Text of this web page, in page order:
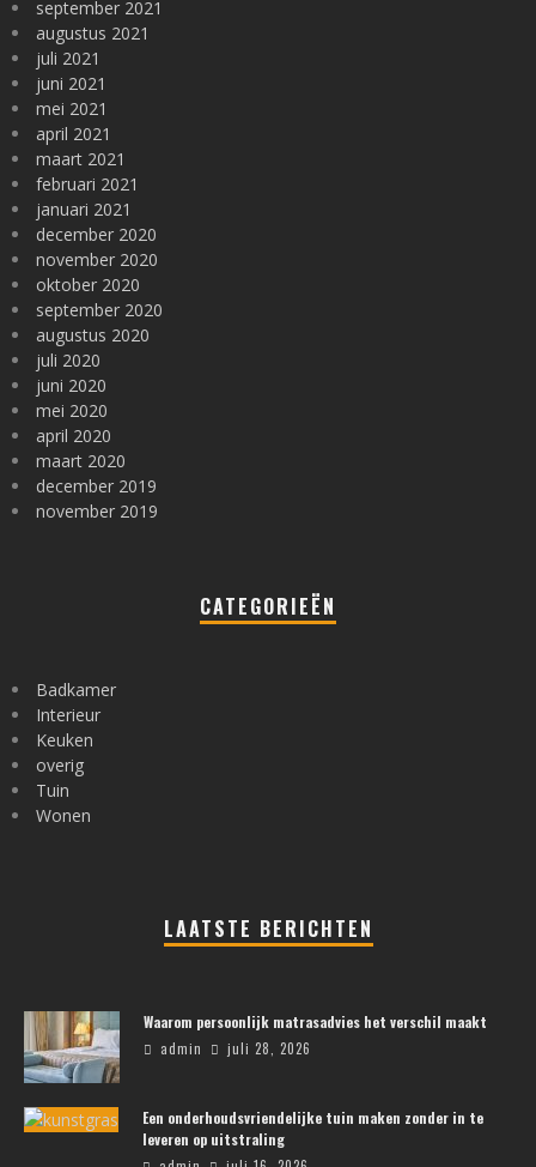
september 2021
augustus 2021
juli 2021
juni 2021
mei 2021
april 2021
maart 2021
februari 2021
januari 2021
december 2020
november 2020
oktober 2020
september 2020
augustus 2020
juli 2020
juni 2020
mei 2020
april 2020
maart 2020
december 2019
november 2019
CATEGORIEËN
Badkamer
Interieur
Keuken
overig
Tuin
Wonen
LAATSTE BERICHTEN
Waarom persoonlijk matrasadvies het verschil maakt
admin juli 28, 2026
Een onderhoudsvriendelijke tuin maken zonder in te
leveren op uitstraling